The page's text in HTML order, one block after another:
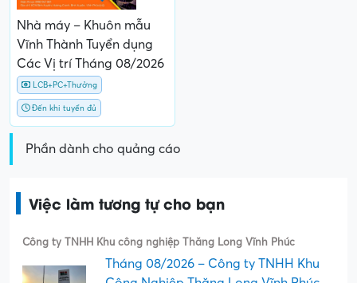
Nhà máy – Khuôn mẫu
Vĩnh Thành Tuyển dụng
Các Vị trí Tháng 08/2026
LCB+PC+Thưởng
Đến khi tuyển đủ
Phần dành cho quảng cáo
Việc làm tương tự cho bạn
Công ty TNHH Khu công nghiệp Thăng Long Vĩnh Phúc
Tháng 08/2026 – Công ty TNHH Khu